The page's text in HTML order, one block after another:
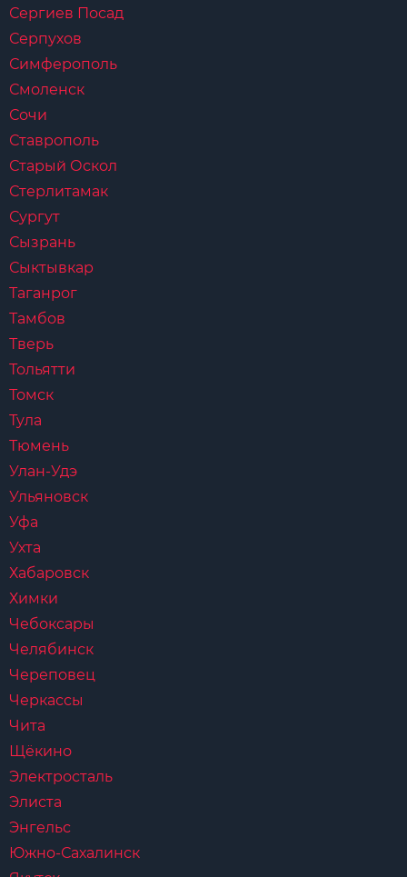
Сергиев Посад
Серпухов
Симферополь
Смоленск
Сочи
Ставрополь
Старый Оскол
Стерлитамак
Сургут
Сызрань
Сыктывкар
Таганрог
Тамбов
Тверь
Тольятти
Томск
Тула
Тюмень
Улан-Удэ
Ульяновск
Уфа
Ухта
Хабаровск
Химки
Чебоксары
Челябинск
Череповец
Черкассы
Чита
Щёкино
Электросталь
Элиста
Энгельс
Южно-Сахалинск